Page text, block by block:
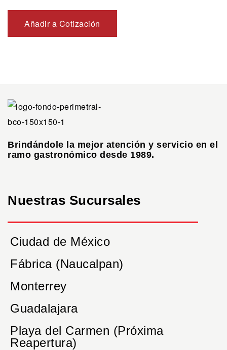
Añadir a Cotización
Brindándole la mejor atención y servicio en el
ramo gastronómico desde 1989.
Nuestras Sucursales
Ciudad de México
Fábrica (Naucalpan)
Monterrey
Guadalajara
Playa del Carmen (Próxima
Reapertura)